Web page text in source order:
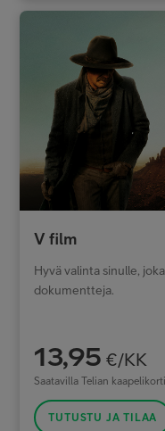
V film
Hyvä valinta sinulle,
dokumentteja.
13,95 €/KK
Saatavilla Telian
TUTUSTU JA TILAA